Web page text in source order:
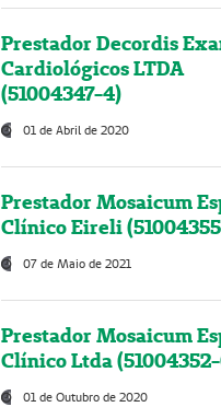
Prestador Decordis
Cardiológicos LTDA
(51004347-4)
01 de Abril de 2020
Prestador Mosaicum
Clínico Eireli
07 de Maio de 2021
Prestador Mosaicum
Clínico Ltda
01 de Outubro de 2020